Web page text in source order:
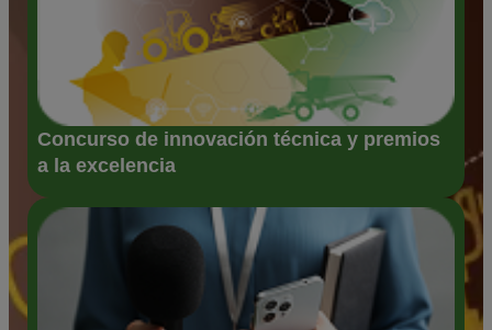
Concurso de innovación técnica y premios
a la excelencia